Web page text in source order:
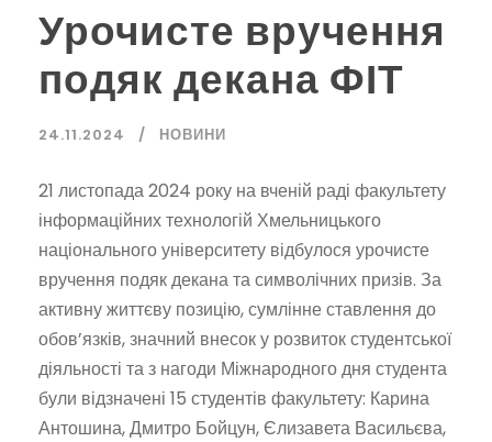
Урочисте вручення
подяк декана ФІТ
24.11.2024 НОВИНИ
21 листопада 2024 року на вченій раді факультету
інформаційних технологій Хмельницького
національного університету відбулося урочисте
вручення подяк декана та символічних призів. За
активну життєву позицію, сумлінне ставлення до
обов’язків, значний внесок у розвиток студентської
діяльності та з нагоди Міжнародного дня студента
були відзначені 15 студентів факультету: Карина
Антошина, Дмитро Бойцун, Єлизавета Васильєва,